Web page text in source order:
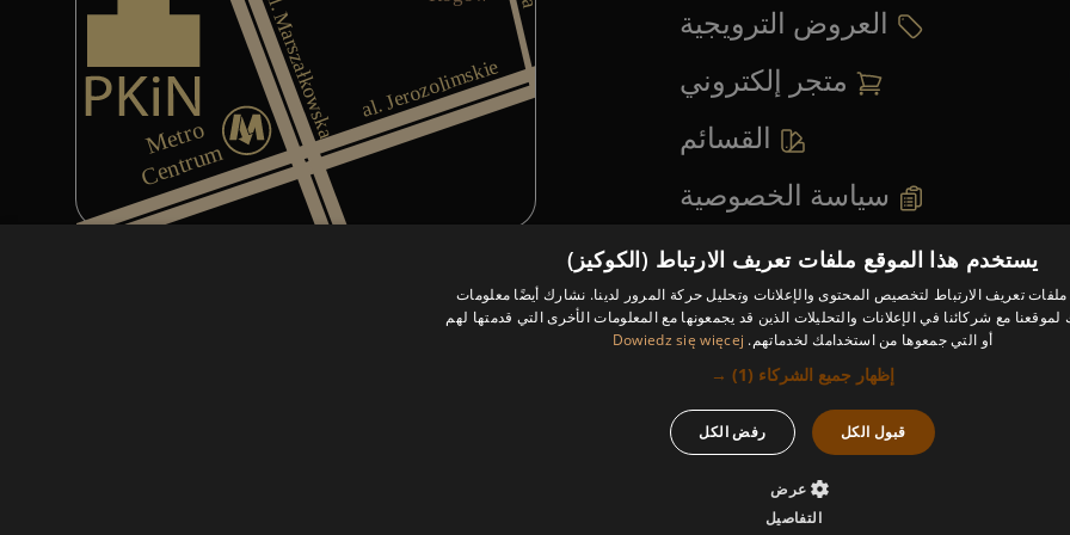
العروض الترويجية
متجر إلكتروني
القسائم
سياسة الخصوصية
عرض كل القائمة→
يستخدم هذا الموقع ملفات تعريف الارتباط (الكوكيز)
تعريف الارتباط لتخصيص المحتوى والإعلانات وتحليل حركة المرور لدينا. نشارك أيضًا معلومات
مع شركائنا في الإعلانات والتحليلات الذين قد يجمعونها مع المعلومات الأخرى التي قدمتها لهم
أو التي جمعوها من استخدامك لخدماتهم. Dowiedz się więcej
إظهار جميع الشركاء (1) →
قبول الكل رفض الكل
عرض
التفاصيل